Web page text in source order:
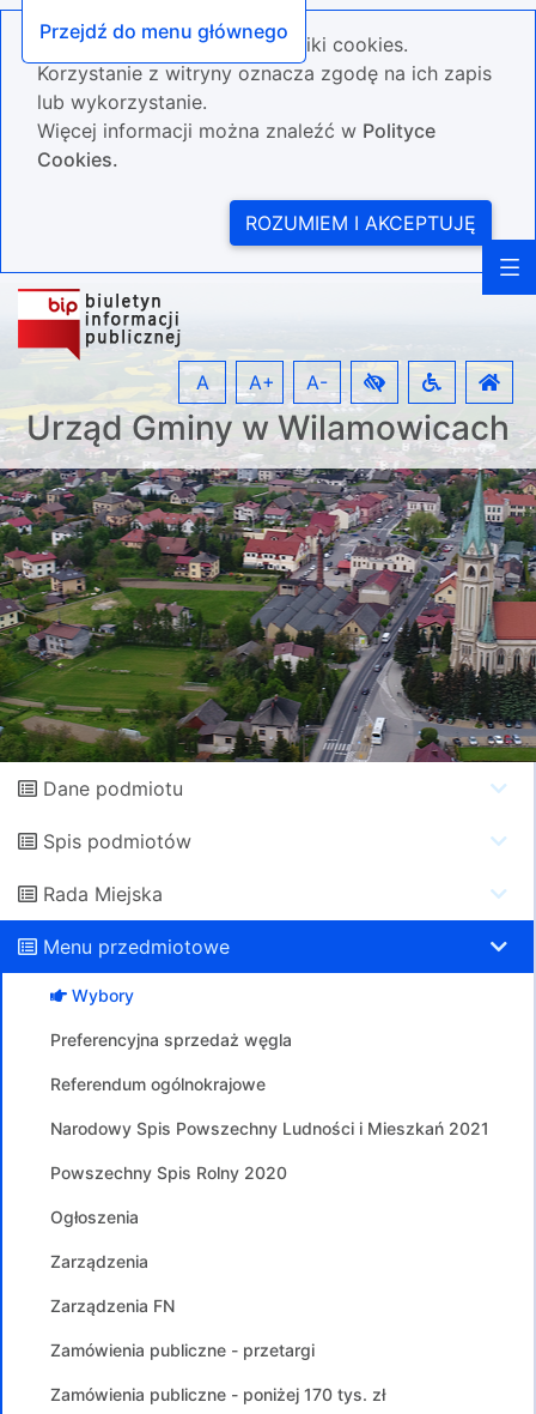
Przejdź do menu głównego
Nasza strona wykorzystuje pliki cookies.
Korzystanie z witryny oznacza zgodę na ich zapis
lub wykorzystanie.
Więcej informacji można znaleźć w Polityce
Cookies.
ROZUMIEM I AKCEPTUJĘ
Urząd Gminy w Wilamowicach
A A+ A-
Dane podmiotu
Spis podmiotów
Rada Miejska
Menu przedmiotowe
Wybory
Preferencyjna sprzedaż węgla
Referendum ogólnokrajowe
Narodowy Spis Powszechny Ludności i Mieszkań 2021
Powszechny Spis Rolny 2020
Ogłoszenia
Zarządzenia
Zarządzenia FN
Zamówienia publiczne - przetargi
Zamówienia publiczne - poniżej 170 tys. zł